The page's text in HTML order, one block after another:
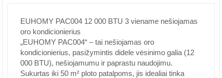
EUHOMY PAC004 12 000 BTU 3 viename nešiojamas
oro kondicionierius
„EUHOMY PAC004“ – tai nešiojamas oro
kondicionierius, pasižymintis didele vėsinimo galia (12
000 BTU), nešiojamumu ir paprastu naudojimu.
Sukurtas iki 50 m² ploto patalpoms, jis idealiai tinka